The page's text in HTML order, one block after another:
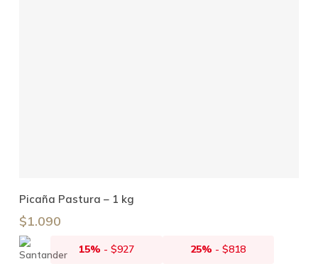
Añadir Al Carrito
Picaña Pastura – 1 kg
$1.090
15% - $927 25% -$818